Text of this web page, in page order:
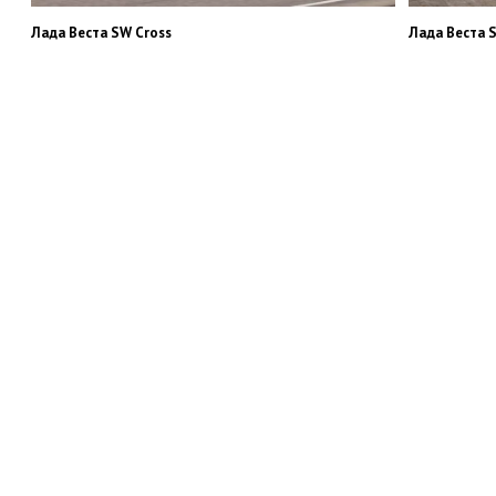
Лада Веста SW Cross Лада Веста